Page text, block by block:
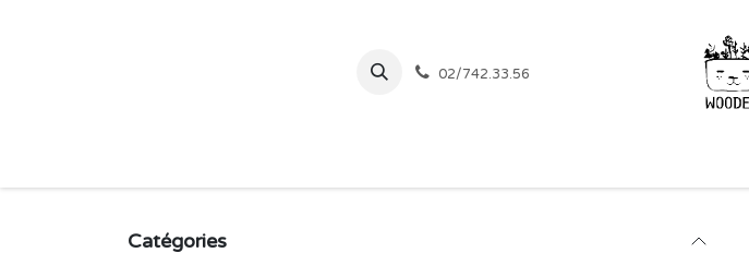
02/742.33.56
Catégories